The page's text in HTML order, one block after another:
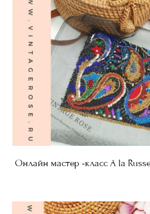
Онлайн мастер -класс A la